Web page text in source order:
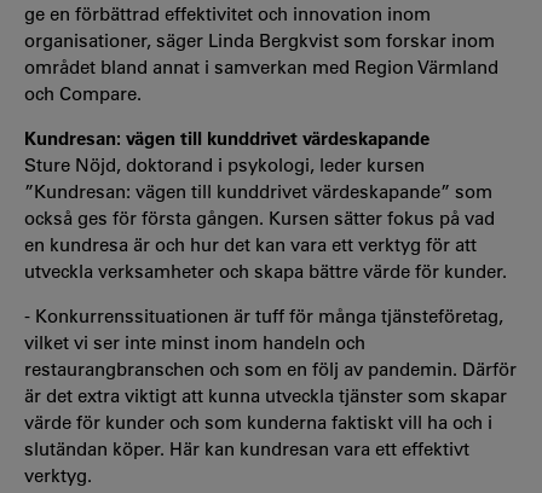
ge en förbättrad effektivitet och innovation inom
organisationer, säger Linda Bergkvist som forskar inom
området bland annat i samverkan med Region Värmland
och Compare.
Kundresan: vägen till kunddrivet värdeskapande
Sture Nöjd, doktorand i psykologi, leder kursen
”Kundresan: vägen till kunddrivet värdeskapande” som
också ges för första gången. Kursen sätter fokus på vad
en kundresa är och hur det kan vara ett verktyg för att
utveckla verksamheter och skapa bättre värde för kunder.
- Konkurrenssituationen är tuff för många tjänsteföretag,
vilket vi ser inte minst inom handeln och
restaurangbranschen och som en följ av pandemin. Därför
är det extra viktigt att kunna utveckla tjänster som skapar
värde för kunder och som kunderna faktiskt vill ha och i
slutändan köper. Här kan kundresan vara ett effektivt
verktyg.